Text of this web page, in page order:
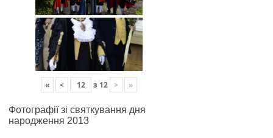
« < з 12 > »
Фотографії зі святкування дня
народження 2013